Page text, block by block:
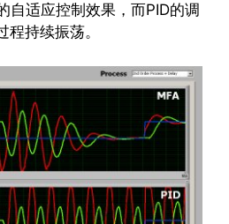
自适应控制效果，而PID的调
持续振荡。